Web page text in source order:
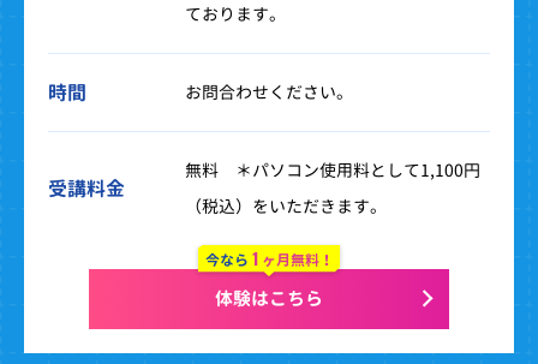
ております。
時間 お問合わせください。
受講料金
無料 ＊パソコン使用料として1,100円
（税込）をいただきます。
今なら 1 ヶ月無料！
体験はこちら